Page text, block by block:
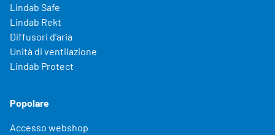
Lindab Safe
Lindab Rekt
Diffusori d'aria
Unità di ventilazione
Lindab Protect
Popolare
Accesso webshop